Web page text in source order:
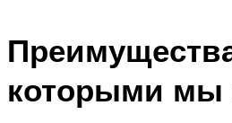
которыми мы